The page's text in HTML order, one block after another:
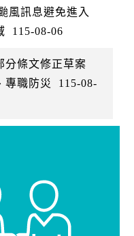
風訊息避免進入
115-08-06
分條文修正草案
專職防災
115-08-